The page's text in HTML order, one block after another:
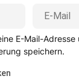
E-Mail-
speichern.